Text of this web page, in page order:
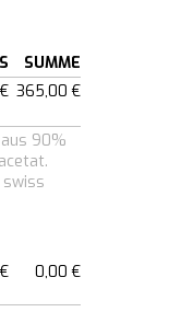
SUMME
365,00 €
90%
swiss
0,00 €